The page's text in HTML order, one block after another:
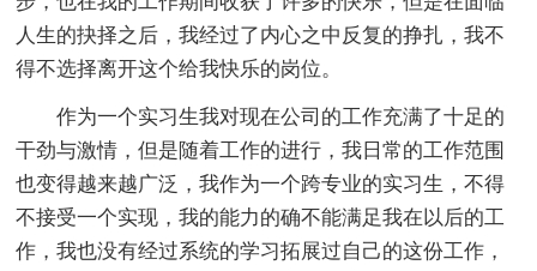
人生的抉择之后，我经过了内心之中反复的挣扎，我不
得不选择离开这个给我快乐的岗位。
作为一个实习生我对现在公司的工作充满了十足的
干劲与激情，但是随着工作的进行，我日常的工作范围
也变得越来越广泛，我作为一个跨专业的实习生，不得
不接受一个实现，我的能力的确不能满足我在以后的工
作，我也没有经过系统的学习拓展过自己的这份工作，